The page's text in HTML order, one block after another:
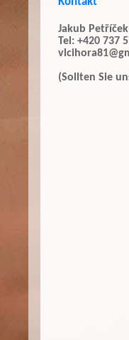
Jakub Petříček
Tel: +420 737
(Sollten Sie